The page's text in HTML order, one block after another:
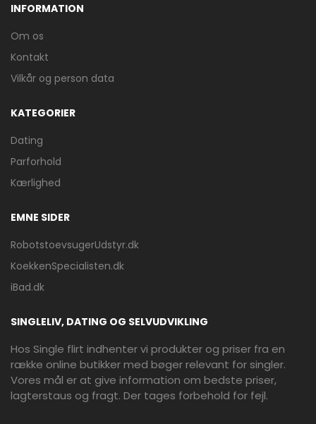
INFORMATION
Om os
Kontakt
Vilkår og person data
KATEGORIER
Dating
Parforhold
Kærlighed
EMNE SIDER
RobotstoevsugerUdstyr.dk
KoekkenSpecialisten.dk
iBad.dk
SINGLELIV, DATING OG SELVUDVIKLING
Hos Single flirt indhenter vi produkter og priser fra en
række online butikker med bøger relevant for singler.
Vores mål er at give information om bedste priser,
lagterstaus og fragt. Der tages forbehold for fejl.